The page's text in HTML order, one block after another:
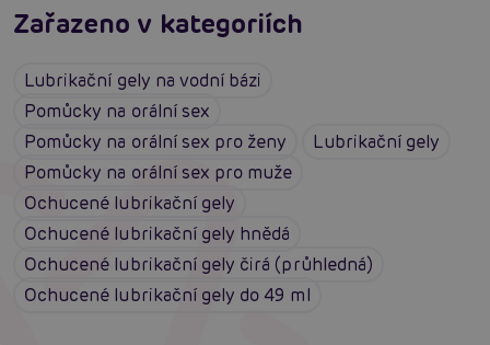
Zařazeno v kategoriích
Lubrikační gely na vodní bázi
Pomůcky na orální sex
Pomůcky na orální sex pro ženy
Lubrikační gely
Pomůcky na orální sex pro muže
Ochucené lubrikační gely
Ochucené lubrikační gely hnědá
Ochucené lubrikační gely čirá (průhledná)
Ochucené lubrikační gely do 49 ml